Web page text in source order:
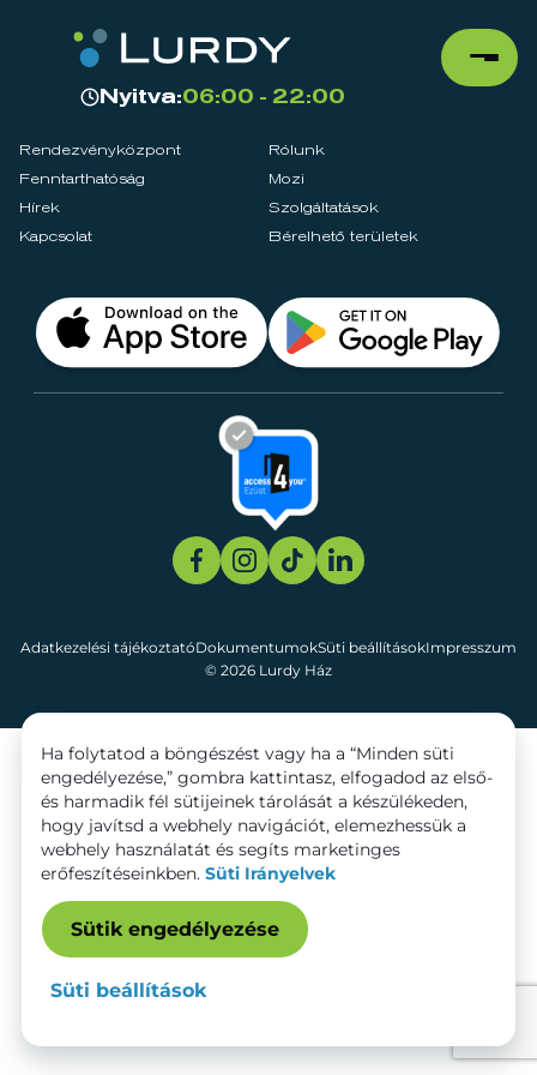
Nyitva:06:00 - 22:00
Rendezvényközpont
Rólunk
Fenntarthatóság
Mozi
Hírek
Szolgáltatások
Kapcsolat
Bérelhető területek
© 2026 Lurdy Ház
Adatkezelési tájékoztatóDokumentumokSüti beállításokImpresszum
Ha folytatod a böngészést vagy ha a “Minden süti
engedélyezése,” gombra kattintasz, elfogadod az első-
és harmadik fél sütijeinek tárolását a készülékeden,
hogy javítsd a webhely navigációt, elemezhessük a
webhely használatát és segíts marketinges
erőfeszítéseinkben. Süti Irányelvek
Sütik engedélyezése
Süti beállítások